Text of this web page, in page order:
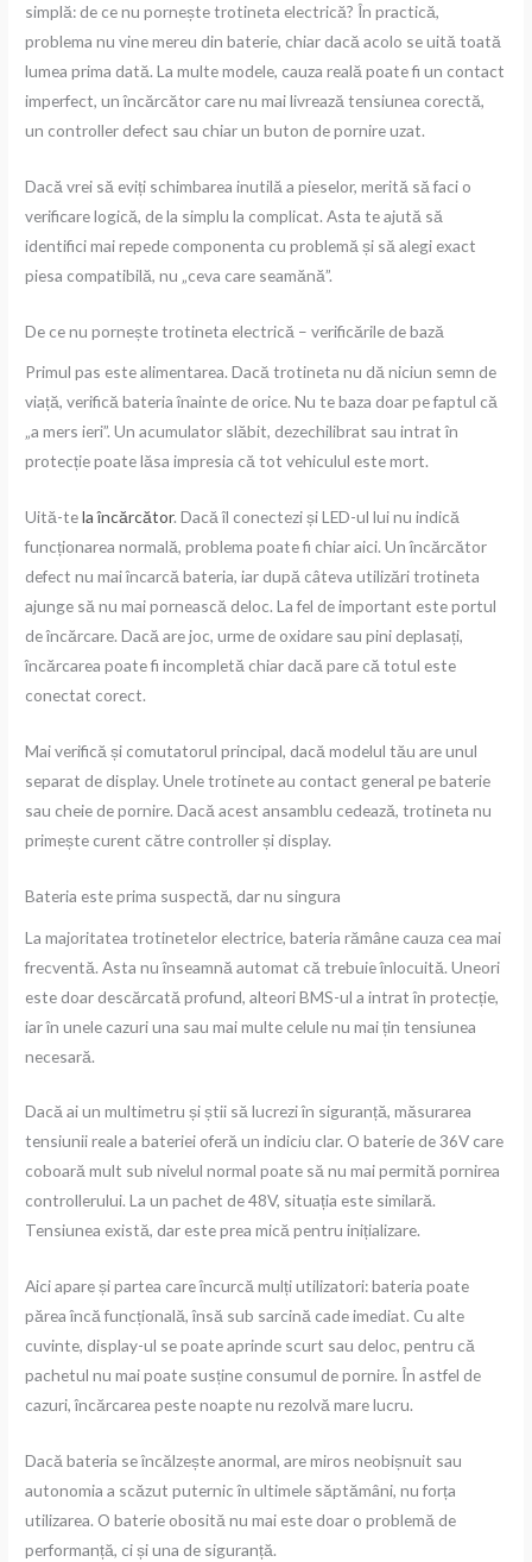
simplă: de ce nu pornește trotineta electrică? În practică,
problema nu vine mereu din baterie, chiar dacă acolo se uită toată
lumea prima dată. La multe modele, cauza reală poate fi un contact
imperfect, un încărcător care nu mai livrează tensiunea corectă,
un controller defect sau chiar un buton de pornire uzat.
Dacă vrei să eviți schimbarea inutilă a pieselor, merită să faci o
verificare logică, de la simplu la complicat. Asta te ajută să
identifici mai repede componenta cu problemă și să alegi exact
piesa compatibilă, nu „ceva care seamănă”.
De ce nu pornește trotineta electrică – verificările de bază
Primul pas este alimentarea. Dacă trotineta nu dă niciun semn de
viață, verifică bateria înainte de orice. Nu te baza doar pe faptul că
„a mers ieri”. Un acumulator slăbit, dezechilibrat sau intrat în
protecție poate lăsa impresia că tot vehiculul este mort.
Uită-tela încărcător. Dacă îl conectezi și LED-ul lui nu indică
funcționarea normală, problema poate fi chiar aici. Un încărcător
defect nu mai încarcă bateria, iar după câteva utilizări trotineta
ajunge să nu mai pornească deloc. La fel de important este portul
de încărcare. Dacă are joc, urme de oxidare sau pini deplasați,
încărcarea poate fi incompletă chiar dacă pare că totul este
conectat corect.
Mai verifică și comutatorul principal, dacă modelul tău are unul
separat de display. Unele trotinete au contact general pe baterie
sau cheie de pornire. Dacă acest ansamblu cedează, trotineta nu
primește curent către controller și display.
Bateria este prima suspectă, dar nu singura
La majoritatea trotinetelor electrice, bateria rămâne cauza cea mai
frecventă. Asta nu înseamnă automat că trebuie înlocuită. Uneori
este doar descărcată profund, alteori BMS-ul a intrat în protecție,
iar în unele cazuri una sau mai multe celule nu mai țin tensiunea
necesară.
Dacă ai un multimetru și știi să lucrezi în siguranță, măsurarea
tensiunii reale a bateriei oferă un indiciu clar. O baterie de 36V care
coboară mult sub nivelul normal poate să nu mai permită pornirea
controllerului. La un pachet de 48V, situația este similară.
Tensiunea există, dar este prea mică pentru inițializare.
Aici apare și partea care încurcă mulți utilizatori: bateria poate
părea încă funcțională, însă sub sarcină cade imediat. Cu alte
cuvinte, display-ul se poate aprinde scurt sau deloc, pentru că
pachetul nu mai poate susține consumul de pornire. În astfel de
cazuri, încărcarea peste noapte nu rezolvă mare lucru.
Dacă bateria se încălzește anormal, are miros neobișnuit sau
autonomia a scăzut puternic în ultimele săptămâni, nu forța
utilizarea. O baterie obosită nu mai este doar o problemă de
performanță, ci și una de siguranță.